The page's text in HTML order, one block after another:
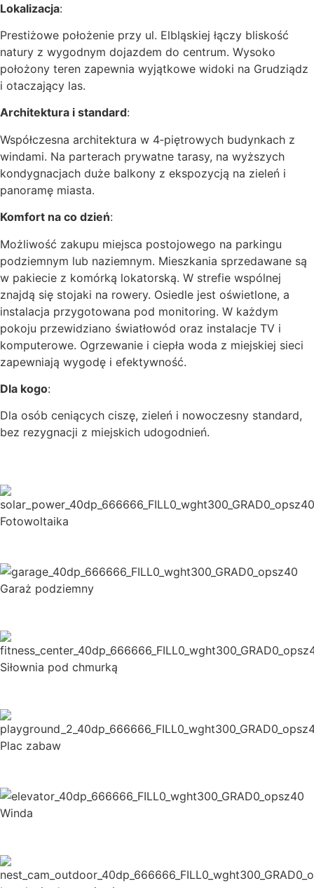
Lokalizacja:
Prestiżowe położenie przy ul. Elbląskiej łączy bliskość
natury z wygodnym dojazdem do centrum. Wysoko
położony teren zapewnia wyjątkowe widoki na Grudziądz
i otaczający las.
Architektura i standard:
Współczesna architektura w 4‑piętrowych budynkach z
windami. Na parterach prywatne tarasy, na wyższych
kondygnacjach duże balkony z ekspozycją na zieleń i
panoramę miasta.
Komfort na co dzień:
Możliwość zakupu miejsca postojowego na parkingu
podziemnym lub naziemnym. Mieszkania sprzedawane są
w pakiecie z komórką lokatorską. W strefie wspólnej
znajdą się stojaki na rowery. Osiedle jest oświetlone, a
instalacja przygotowana pod monitoring. W każdym
pokoju przewidziano światłowód oraz instalacje TV i
komputerowe. Ogrzewanie i ciepła woda z miejskiej sieci
zapewniają wygodę i efektywność.
Dla kogo:
Dla osób ceniących ciszę, zieleń i nowoczesny standard,
bez rezygnacji z miejskich udogodnień.
Fotowoltaika
Garaż podziemny
Siłownia pod chmurką
Plac zabaw
Winda